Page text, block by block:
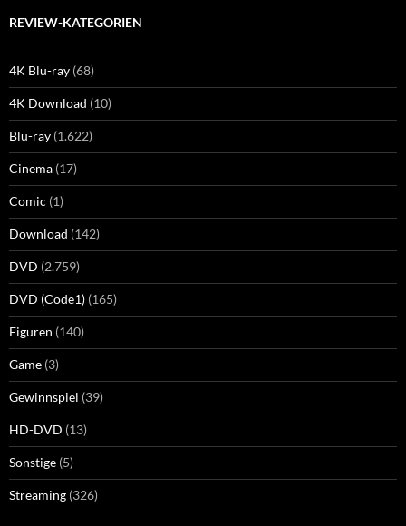
REVIEW-KATEGORIEN
4K Blu-ray (68)
4K Download (10)
Blu-ray (1.622)
Cinema (17)
Comic (1)
Download (142)
DVD (2.759)
DVD (Code1) (165)
Figuren (140)
Game (3)
Gewinnspiel (39)
HD-DVD (13)
Sonstige (5)
Streaming (326)